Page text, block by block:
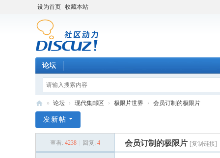
设为首页 收藏本站
论坛
外
» 论坛 › 现代集邮区 › 极限片世界 › 会员订制的极限片
发新帖
查看: 4238 回复: 4 会员订制的极限片 [复制链接]